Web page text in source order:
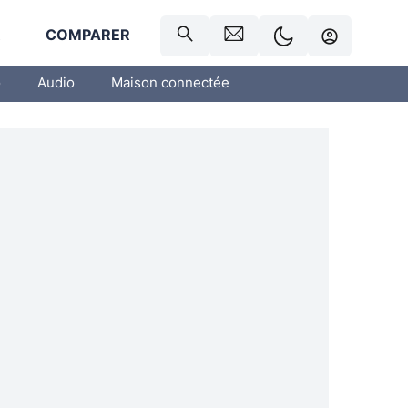
COMPARER
Audio Maison connectée